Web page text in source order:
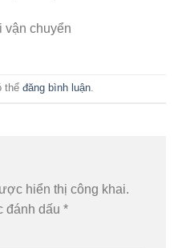
vận chuyển
thể đăng bình luận.
hiển thị công khai.
đánh dấu *